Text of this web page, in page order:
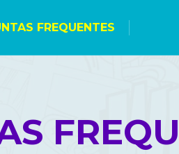
FREQUENTES